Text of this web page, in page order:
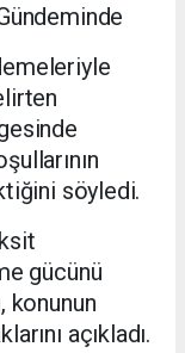
söyledi.
gücünü
konunun
açıkladı.